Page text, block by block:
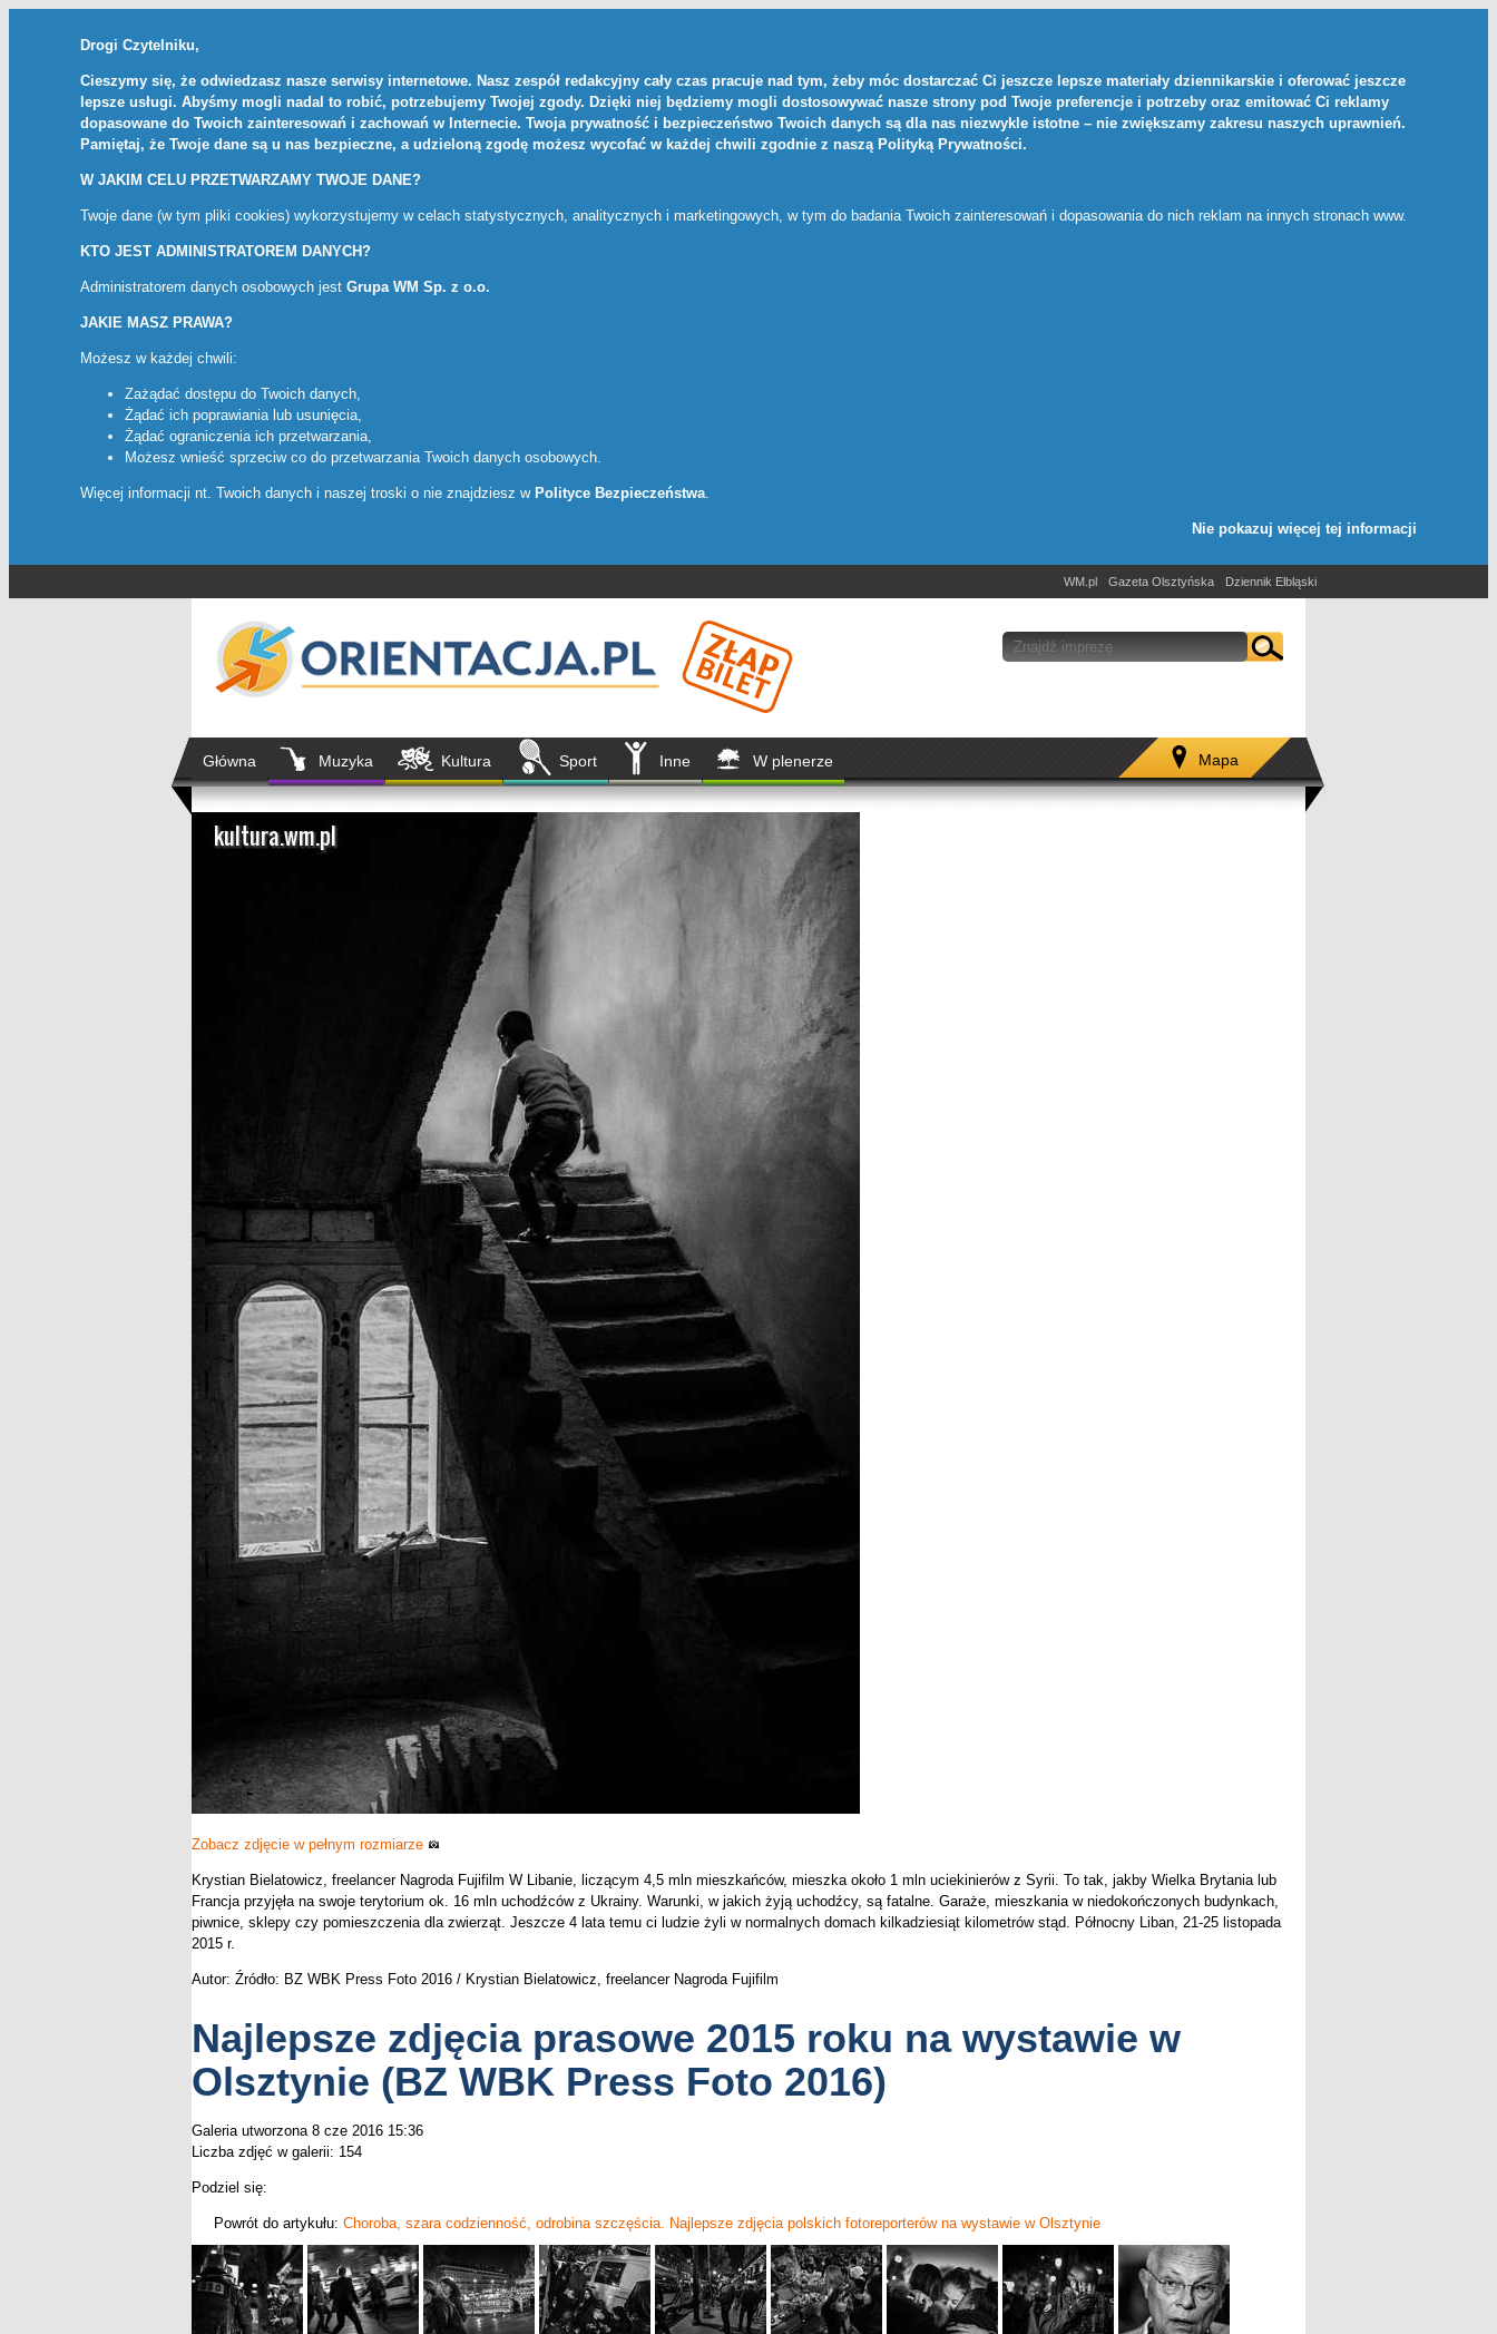
Drogi Czytelniku,
Cieszymy się, że odwiedzasz nasze serwisy internetowe. Nasz zespół redakcyjny cały czas pracuje nad tym, żeby móc dostarczać Ci jeszcze lepsze materiały dziennikarskie i oferować jeszcze
lepsze usługi. Abyśmy mogli nadal to robić, potrzebujemy Twojej zgody. Dzięki niej będziemy mogli dostosowywać nasze strony pod Twoje preferencje i potrzeby oraz emitować Ci reklamy
dopasowane do Twoich zainteresowań i zachowań w Internecie. Twoja prywatność i bezpieczeństwo Twoich danych są dla nas niezwykle istotne – nie zwiększamy zakresu naszych uprawnień.
Pamiętaj, że Twoje dane są u nas bezpieczne, a udzieloną zgodę możesz wycofać w każdej chwili zgodnie z naszą Polityką Prywatności.
W JAKIM CELU PRZETWARZAMY TWOJE DANE?
Twoje dane (w tym pliki cookies) wykorzystujemy w celach statystycznych, analitycznych i marketingowych, w tym do badania Twoich zainteresowań i dopasowania do nich reklam na innych stronach www.
KTO JEST ADMINISTRATOREM DANYCH?
Administratorem danych osobowych jest Grupa WM Sp. z o.o.
JAKIE MASZ PRAWA?
Możesz w każdej chwili:
Zażądać dostępu do Twoich danych,
Żądać ich poprawiania lub usunięcia,
Żądać ograniczenia ich przetwarzania,
Możesz wnieść sprzeciw co do przetwarzania Twoich danych osobowych.
Więcej informacji nt. Twoich danych i naszej troski o nie znajdziesz w Polityce Bezpieczeństwa.
Nie pokazuj więcej tej informacji
Dziennik Elbląski
Gazeta Olsztyńska
WM.pl
Główna Muzyka Kultura Sport Inne W plenerze Mapa
Zobacz zdjęcie w pełnym rozmiarze
Krystian Bielatowicz, freelancer Nagroda Fujifilm W Libanie, liczącym 4,5 mln mieszkańców, mieszka około 1 mln uciekinierów z Syrii. To tak, jakby Wielka Brytania lub
Francja przyjęła na swoje terytorium ok. 16 mln uchodźców z Ukrainy. Warunki, w jakich żyją uchodźcy, są fatalne. Garaże, mieszkania w niedokończonych budynkach,
piwnice, sklepy czy pomieszczenia dla zwierząt. Jeszcze 4 lata temu ci ludzie żyli w normalnych domach kilkadziesiąt kilometrów stąd. Północny Liban, 21-25 listopada
2015 r.
Autor: Źródło: BZ WBK Press Foto 2016 / Krystian Bielatowicz, freelancer Nagroda Fujifilm
Najlepsze zdjęcia prasowe 2015 roku na wystawie w
Olsztynie (BZ WBK Press Foto 2016)
Galeria utworzona 8 cze 2016 15:36
Liczba zdjęć w galerii: 154
Podziel się:
Powrót do artykułu: Choroba, szara codzienność, odrobina szczęścia. Najlepsze zdjęcia polskich fotoreporterów na wystawie w Olsztynie